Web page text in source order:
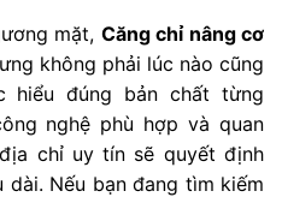
mặt, Căng chỉ nâng cơ
không phải lúc nào cũng
hiểu đúng bản chất từng
nghệ phù hợp và quan
chỉ uy tín sẽ quyết định
dài. Nếu bạn đang tìm kiếm